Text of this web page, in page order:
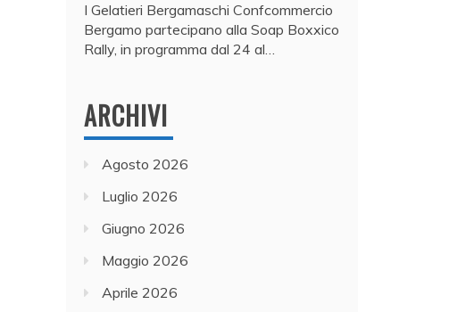
I Gelatieri Bergamaschi Confcommercio
Bergamo partecipano alla Soap Boxxico
Rally, in programma dal 24 al…
ARCHIVI
Agosto 2026
Luglio 2026
Giugno 2026
Maggio 2026
Aprile 2026